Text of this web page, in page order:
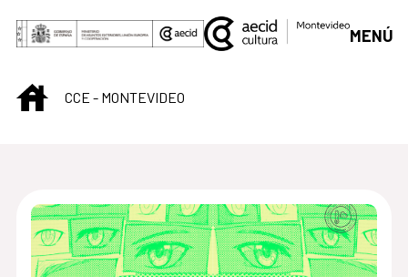
Saltar al contenido principal
MENÚ
INICIOCCE - MONTEVIDEO